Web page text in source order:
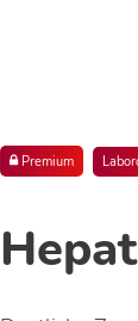
Premium